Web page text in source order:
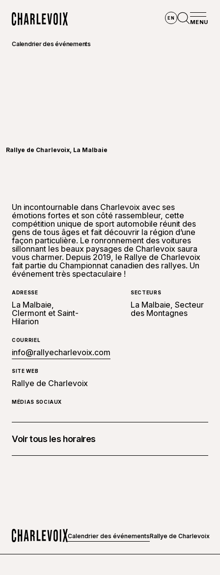
EN
MENU
Calendrier des événements
Rallye de Charlevoix, La Malbaie
Un incontournable dans Charlevoix avec ses
émotions fortes et son côté rassembleur, cette
compétition unique de sport automobile réunit des
gens de tous âges et fait découvrir la région d’une
façon particulière. Le ronronnement des voitures
sillonnant les beaux paysages de Charlevoix saura
vous charmer. Depuis 2019, le Rallye de Charlevoix
fait partie du Championnat canadien des rallyes. Un
événement très spectaculaire !
ADRESSE
La Malbaie,
Clermont et Saint-
Hilarion
SECTEURS
La Malbaie, Secteur
des Montagnes
COURRIEL
info@rallyecharlevoix.com
SITE WEB
Rallye de Charlevoix
MÉDIAS SOCIAUX
Voir tous les horaires
h 00
Calendrier des événementsRallye de Charlevoix